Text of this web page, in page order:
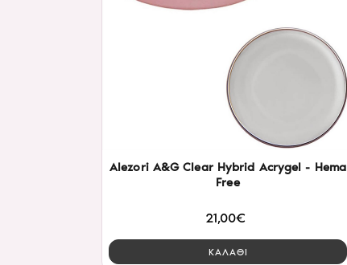
Alezori A&G Clear Hybrid Acrygel - Hema
Free
21,00€
ΚΑΛΑΘΙ